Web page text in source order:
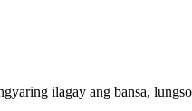
ilagay ang bansa,